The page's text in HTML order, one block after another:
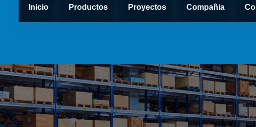
Inicio Productos Proyectos Compañia